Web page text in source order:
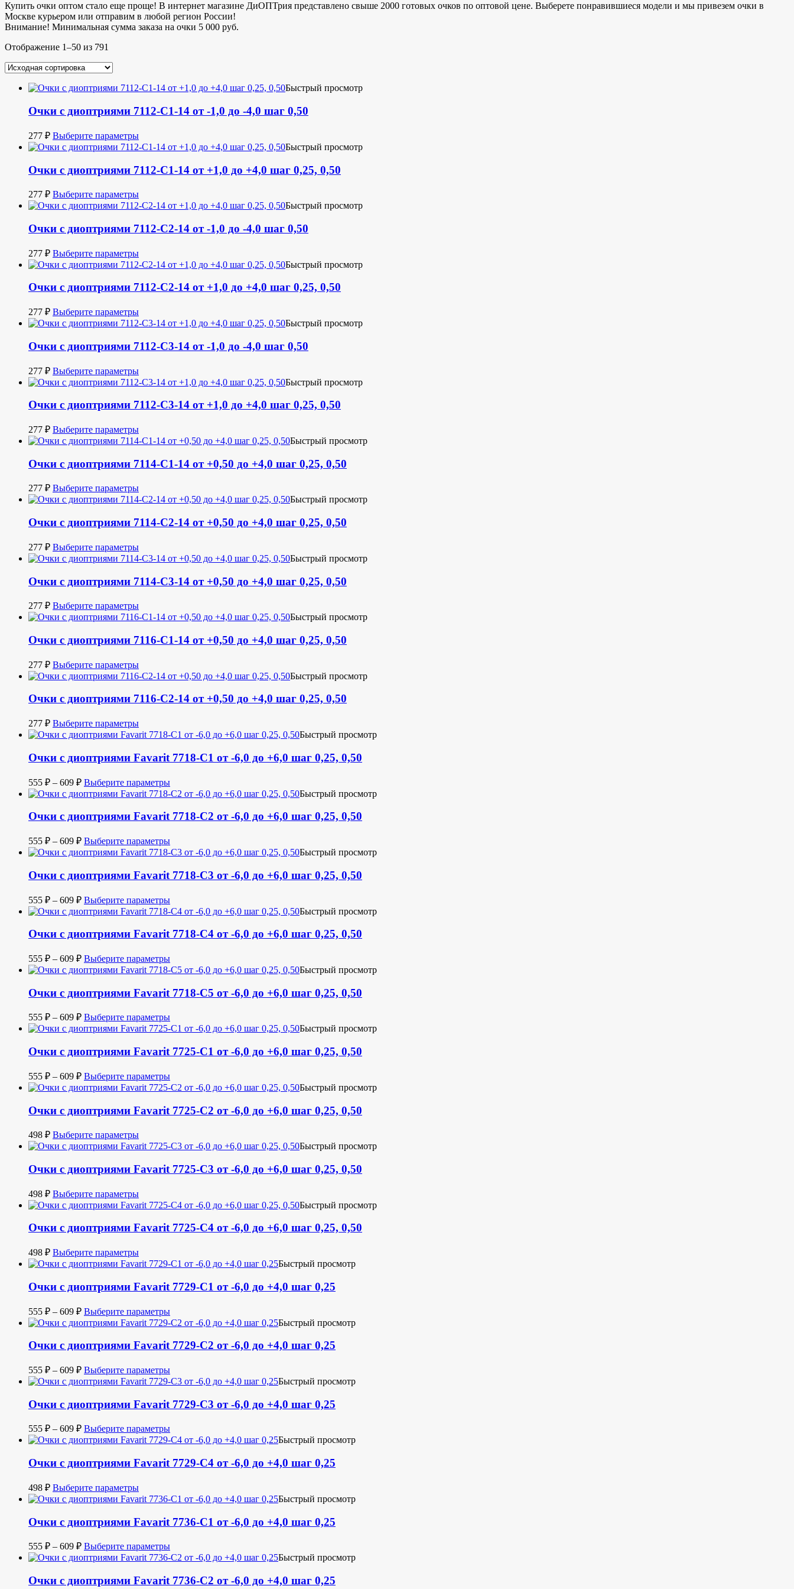
Купить очки оптом стало еще проще! В интернет магазине ДиОПТрия представлено свыше 2000 готовых очков по оптовой цене. Выберете понравившиеся модели и мы привезем очки в
Москве курьером или отправим в любой регион России!
Внимание! Минимальная сумма заказа на очки 5 000 руб.
Отображение 1–50 из 791
Быстрый просмотр
Очки с диоптриями 7112-С1-14 от -1,0 до -4,0 шаг 0,50
277 ₽ Выберите параметры
Быстрый просмотр
Очки с диоптриями 7112-С1-14 от +1,0 до +4,0 шаг 0,25, 0,50
277 ₽ Выберите параметры
Быстрый просмотр
Очки с диоптриями 7112-С2-14 от -1,0 до -4,0 шаг 0,50
277 ₽ Выберите параметры
Быстрый просмотр
Очки с диоптриями 7112-С2-14 от +1,0 до +4,0 шаг 0,25, 0,50
277 ₽ Выберите параметры
Быстрый просмотр
Очки с диоптриями 7112-С3-14 от -1,0 до -4,0 шаг 0,50
277 ₽ Выберите параметры
Быстрый просмотр
Очки с диоптриями 7112-С3-14 от +1,0 до +4,0 шаг 0,25, 0,50
277 ₽ Выберите параметры
Быстрый просмотр
Очки с диоптриями 7114-C1-14 от +0,50 до +4,0 шаг 0,25, 0,50
277 ₽ Выберите параметры
Быстрый просмотр
Очки с диоптриями 7114-C2-14 от +0,50 до +4,0 шаг 0,25, 0,50
277 ₽ Выберите параметры
Быстрый просмотр
Очки с диоптриями 7114-C3-14 от +0,50 до +4,0 шаг 0,25, 0,50
277 ₽ Выберите параметры
Быстрый просмотр
Очки с диоптриями 7116-C1-14 от +0,50 до +4,0 шаг 0,25, 0,50
277 ₽ Выберите параметры
Быстрый просмотр
Очки с диоптриями 7116-C2-14 от +0,50 до +4,0 шаг 0,25, 0,50
277 ₽ Выберите параметры
Быстрый просмотр
Очки с диоптриями Favarit 7718-C1 от -6,0 до +6,0 шаг 0,25, 0,50
555 ₽ – 609 ₽ Выберите параметры
Быстрый просмотр
Очки с диоптриями Favarit 7718-C2 от -6,0 до +6,0 шаг 0,25, 0,50
555 ₽ – 609 ₽ Выберите параметры
Быстрый просмотр
Очки с диоптриями Favarit 7718-C3 от -6,0 до +6,0 шаг 0,25, 0,50
555 ₽ – 609 ₽ Выберите параметры
Быстрый просмотр
Очки с диоптриями Favarit 7718-C4 от -6,0 до +6,0 шаг 0,25, 0,50
555 ₽ – 609 ₽ Выберите параметры
Быстрый просмотр
Очки с диоптриями Favarit 7718-C5 от -6,0 до +6,0 шаг 0,25, 0,50
555 ₽ – 609 ₽ Выберите параметры
Быстрый просмотр
Очки с диоптриями Favarit 7725-C1 от -6,0 до +6,0 шаг 0,25, 0,50
555 ₽ – 609 ₽ Выберите параметры
Быстрый просмотр
Очки с диоптриями Favarit 7725-C2 от -6,0 до +6,0 шаг 0,25, 0,50
498 ₽ Выберите параметры
Быстрый просмотр
Очки с диоптриями Favarit 7725-C3 от -6,0 до +6,0 шаг 0,25, 0,50
498 ₽ Выберите параметры
Быстрый просмотр
Очки с диоптриями Favarit 7725-C4 от -6,0 до +6,0 шаг 0,25, 0,50
498 ₽ Выберите параметры
Быстрый просмотр
Очки с диоптриями Favarit 7729-C1 от -6,0 до +4,0 шаг 0,25
555 ₽ – 609 ₽ Выберите параметры
Быстрый просмотр
Очки с диоптриями Favarit 7729-C2 от -6,0 до +4,0 шаг 0,25
555 ₽ – 609 ₽ Выберите параметры
Быстрый просмотр
Очки с диоптриями Favarit 7729-C3 от -6,0 до +4,0 шаг 0,25
555 ₽ – 609 ₽ Выберите параметры
Быстрый просмотр
Очки с диоптриями Favarit 7729-C4 от -6,0 до +4,0 шаг 0,25
498 ₽ Выберите параметры
Быстрый просмотр
Очки с диоптриями Favarit 7736-C1 от -6,0 до +4,0 шаг 0,25
555 ₽ – 609 ₽ Выберите параметры
Быстрый просмотр
Очки с диоптриями Favarit 7736-C2 от -6,0 до +4,0 шаг 0,25